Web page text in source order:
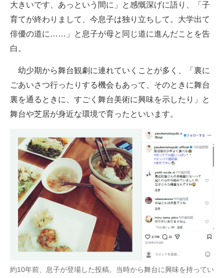
大きいです、あっという間に」と感慨深げに語り、「子
育てが終わりまして、今息子は独り立ちして。大学出て
俳優の道に……」と息子が母と同じ道に進んだことを告
白。
幼少期から舞台観劇に連れていくことが多く、「裏に
ごあいさつ行ったりする機会もあって、そのときに舞台
裏を通るときに、すごく舞台美術に興味を示したり」と
舞台や芝居が身近な環境で育ったといいます。
約10年前、息子が登場した投稿。当時から舞台に興味を持ってい